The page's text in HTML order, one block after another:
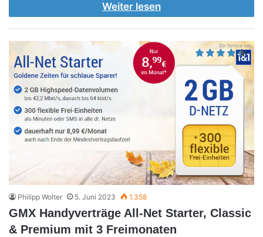
Weiter lesen
Philipp Wolter 5. Juni 2023 1.358
GMX Handyverträge All-Net Starter, Classic
& Premium mit 3 Freimonaten